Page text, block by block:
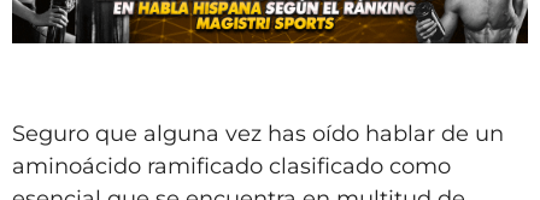
Seguro que alguna vez has oído hablar de un
aminoácido ramificado clasificado como